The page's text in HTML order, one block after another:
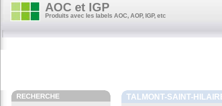
AOC et IGP
Produits avec les labels AOC, AOP, IGP, etc
RECHERCHE TALMONT-SAINT-